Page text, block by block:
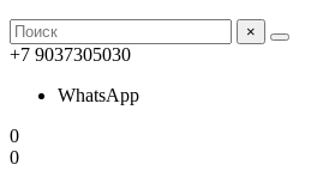
×
+7 9037305030
WhatsApp
0
0